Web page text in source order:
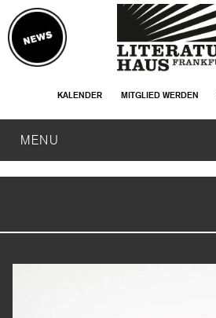
KALENDER MITGLIED WERDEN
MENU